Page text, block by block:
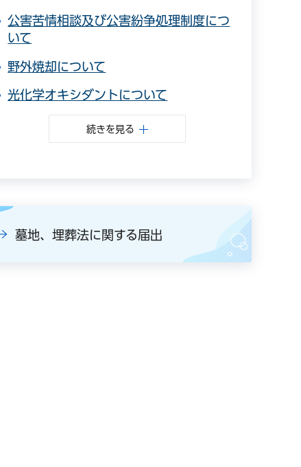
公害苦情相談及び公害紛争処理制度につ
いて
野外焼却について
光化学オキシダントについて
続きを見る
墓地、埋葬法に関する届出